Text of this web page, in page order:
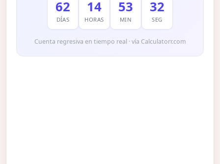
62
DÍAS
14
HORAS
53
MIN
30
SEG
Cuenta regresiva en tiempo real · vía Calculatorr.com